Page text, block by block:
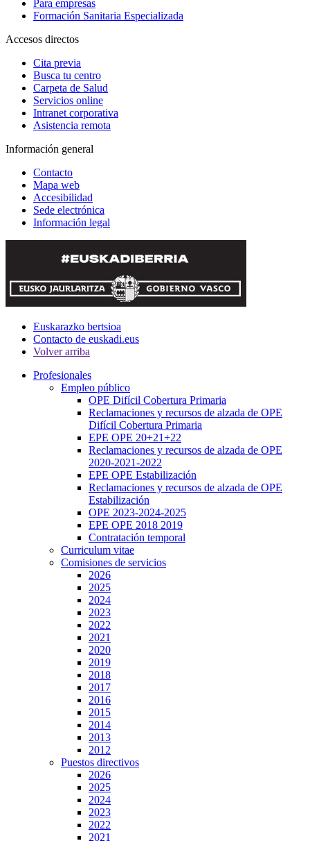
Para empresas
Formación Sanitaria Especializada
Accesos directos
Cita previa
Busca tu centro
Carpeta de Salud
Servicios online
Intranet corporativa
Asistencia remota
Información general
Contacto
Mapa web
Accesibilidad
Sede electrónica
Información legal
Euskarazko bertsioa
Contacto de euskadi.eus
Volver arriba
Profesionales
Empleo público
OPE Difícil Cobertura Primaria
Reclamaciones y recursos de alzada de OPE
Difícil Cobertura Primaria
EPE OPE 20+21+22
Reclamaciones y recursos de alzada de OPE
2020-2021-2022
EPE OPE Estabilización
Reclamaciones y recursos de alzada de OPE
Estabilización
OPE 2023-2024-2025
EPE OPE 2018 2019
Contratación temporal
Curriculum vitae
Comisiones de servicios
2026
2025
2024
2023
2022
2021
2020
2019
2018
2017
2016
2015
2014
2013
2012
Puestos directivos
2026
2025
2024
2023
2022
2021